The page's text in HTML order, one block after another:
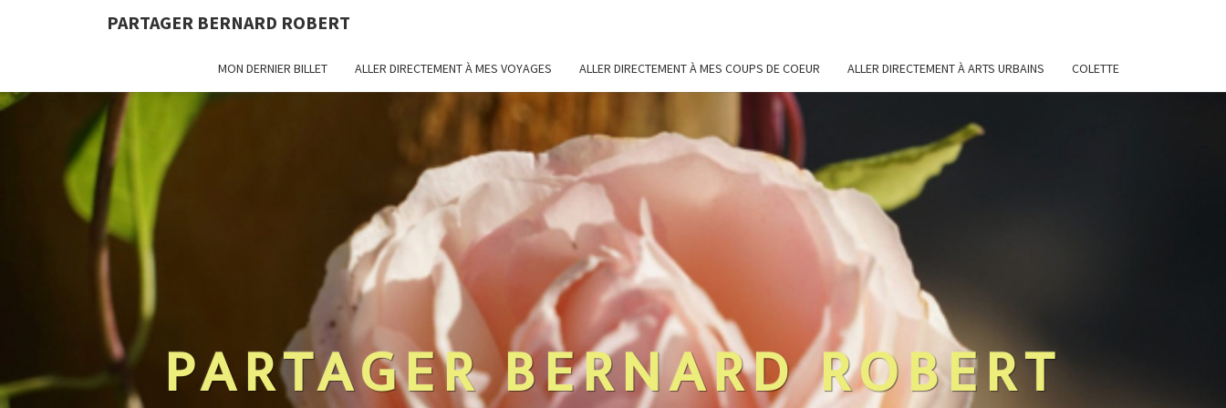
PARTAGER BERNARD ROBERT
MON DERNIER BILLET ALLER DIRECTEMENT À MES VOYAGES ALLER DIRECTEMENT À MES COUPS DE COEUR ALLER DIRECTEMENT À ARTS URBAINS COLETTE
PARTAGER BERNARD ROBERT